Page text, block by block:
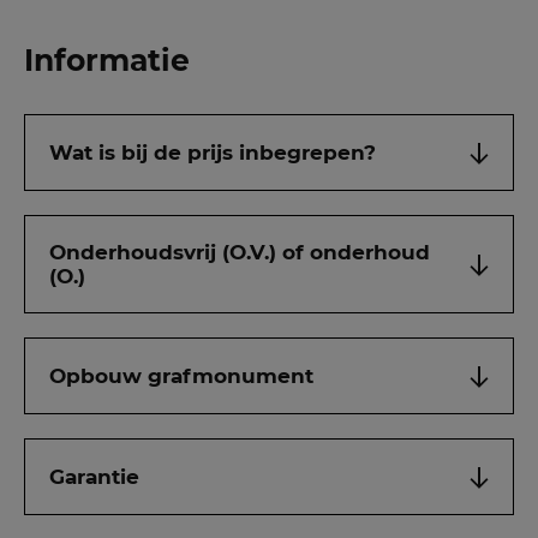
Informatie
Wat is bij de prijs inbegrepen?
Onderhoudsvrij (O.V.) of onderhoud
(O.)
Opbouw grafmonument
Garantie